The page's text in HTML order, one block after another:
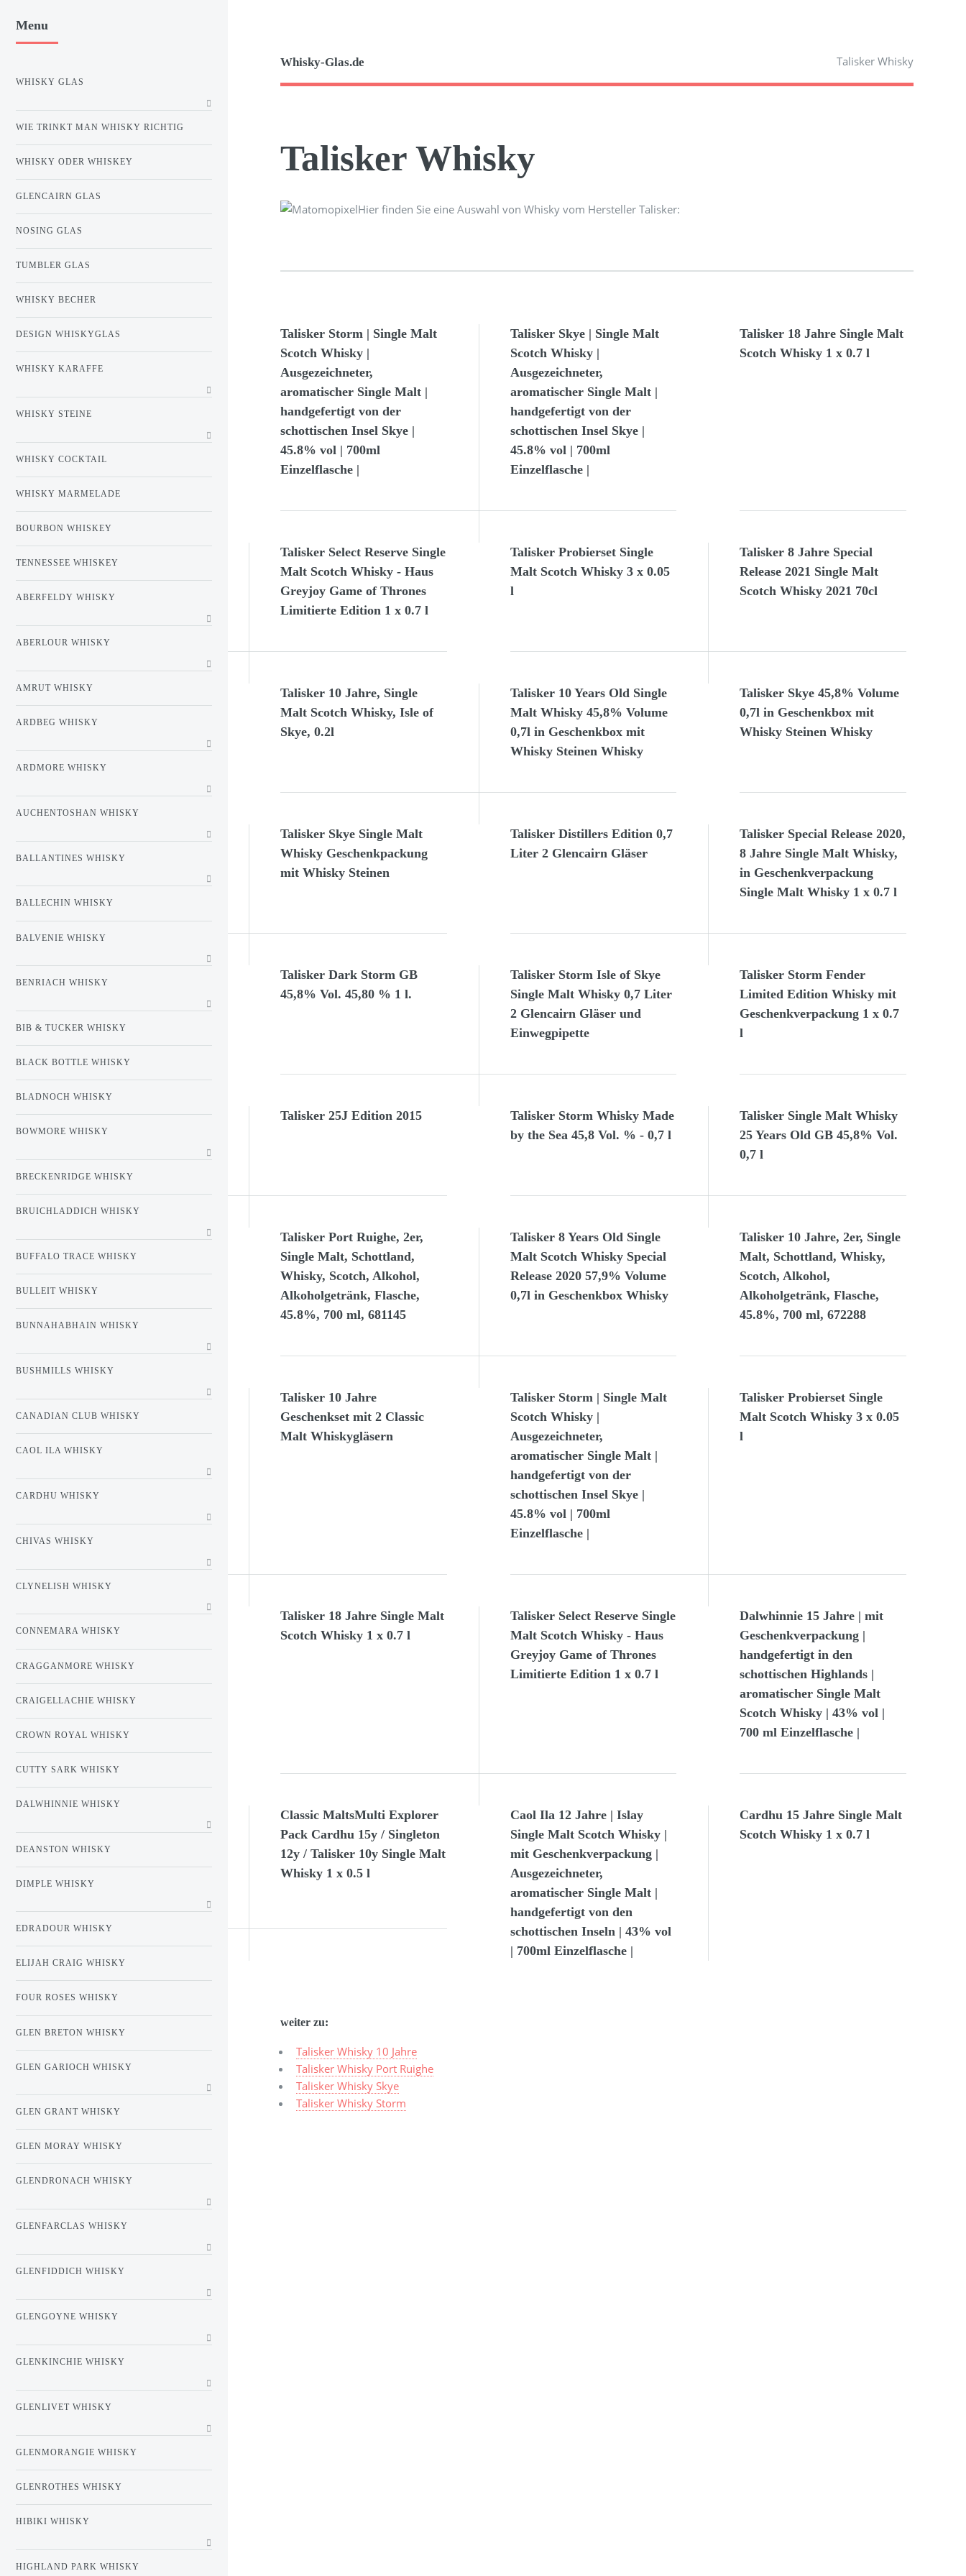
Whisky-Glas.de Talisker Whisky
Talisker Whisky
Hier finden Sie eine Auswahl von Whisky vom Hersteller Talisker:
Talisker Storm | Single Malt
Scotch Whisky |
Ausgezeichneter,
aromatischer Single Malt |
handgefertigt von der
schottischen Insel Skye |
45.8% vol | 700ml
Einzelflasche |
Talisker Skye | Single Malt
Scotch Whisky |
Ausgezeichneter,
aromatischer Single Malt |
handgefertigt von der
schottischen Insel Skye |
45.8% vol | 700ml
Einzelflasche |
Talisker 18 Jahre Single Malt
Scotch Whisky 1 x 0.7 l
Talisker Select Reserve Single
Malt Scotch Whisky - Haus
Greyjoy Game of Thrones
Limitierte Edition 1 x 0.7 l
Talisker Probierset Single
Malt Scotch Whisky 3 x 0.05
l
Talisker 8 Jahre Special
Release 2021 Single Malt
Scotch Whisky 2021 70cl
Talisker 10 Jahre, Single
Malt Scotch Whisky, Isle of
Skye, 0.2l
Talisker 10 Years Old Single
Malt Whisky 45,8% Volume
0,7l in Geschenkbox mit
Whisky Steinen Whisky
Talisker Skye 45,8% Volume
0,7l in Geschenkbox mit
Whisky Steinen Whisky
Talisker Skye Single Malt
Whisky Geschenkpackung
mit Whisky Steinen
Talisker Distillers Edition 0,7
Liter 2 Glencairn Gläser
Talisker Special Release 2020,
8 Jahre Single Malt Whisky,
in Geschenkverpackung
Single Malt Whisky 1 x 0.7 l
Talisker Dark Storm GB
45,8% Vol. 45,80 % 1 l.
Talisker Storm Isle of Skye
Single Malt Whisky 0,7 Liter
2 Glencairn Gläser und
Einwegpipette
Talisker Storm Fender
Limited Edition Whisky mit
Geschenkverpackung 1 x 0.7
l
Talisker 25J Edition 2015
Talisker Storm Whisky Made
by the Sea 45,8 Vol. % - 0,7 l
Talisker Single Malt Whisky
25 Years Old GB 45,8% Vol.
0,7 l
Talisker Port Ruighe, 2er,
Single Malt, Schottland,
Whisky, Scotch, Alkohol,
Alkoholgetränk, Flasche,
45.8%, 700 ml, 681145
Talisker 8 Years Old Single
Malt Scotch Whisky Special
Release 2020 57,9% Volume
0,7l in Geschenkbox Whisky
Talisker 10 Jahre, 2er, Single
Malt, Schottland, Whisky,
Scotch, Alkohol,
Alkoholgetränk, Flasche,
45.8%, 700 ml, 672288
Talisker 10 Jahre
Geschenkset mit 2 Classic
Malt Whiskygläsern
Talisker Storm | Single Malt
Scotch Whisky |
Ausgezeichneter,
aromatischer Single Malt |
handgefertigt von der
schottischen Insel Skye |
45.8% vol | 700ml
Einzelflasche |
Talisker Probierset Single
Malt Scotch Whisky 3 x 0.05
l
Talisker 18 Jahre Single Malt
Scotch Whisky 1 x 0.7 l
Talisker Select Reserve Single
Malt Scotch Whisky - Haus
Greyjoy Game of Thrones
Limitierte Edition 1 x 0.7 l
Dalwhinnie 15 Jahre | mit
Geschenkverpackung |
handgefertigt in den
schottischen Highlands |
aromatischer Single Malt
Scotch Whisky | 43% vol |
700 ml Einzelflasche |
Classic MaltsMulti Explorer
Pack Cardhu 15y / Singleton
12y / Talisker 10y Single Malt
Whisky 1 x 0.5 l
Caol Ila 12 Jahre | Islay
Single Malt Scotch Whisky |
mit Geschenkverpackung |
Ausgezeichneter,
aromatischer Single Malt |
handgefertigt von den
schottischen Inseln | 43% vol
| 700ml Einzelflasche |
Cardhu 15 Jahre Single Malt
Scotch Whisky 1 x 0.7 l
weiter zu:
Talisker Whisky 10 Jahre
Talisker Whisky Port Ruighe
Talisker Whisky Skye
Talisker Whisky Storm
Menu
WHISKY GLAS
WIE TRINKT MAN WHISKY RICHTIG
WHISKY ODER WHISKEY
GLENCAIRN GLAS
NOSING GLAS
TUMBLER GLAS
WHISKY BECHER
DESIGN WHISKYGLAS
WHISKY KARAFFE
WHISKY STEINE
WHISKY COCKTAIL
WHISKY MARMELADE
BOURBON WHISKEY
TENNESSEE WHISKEY
ABERFELDY WHISKY
ABERLOUR WHISKY
AMRUT WHISKY
ARDBEG WHISKY
ARDMORE WHISKY
AUCHENTOSHAN WHISKY
BALLANTINES WHISKY
BALLECHIN WHISKY
BALVENIE WHISKY
BENRIACH WHISKY
BIB & TUCKER WHISKY
BLACK BOTTLE WHISKY
BLADNOCH WHISKY
BOWMORE WHISKY
BRECKENRIDGE WHISKY
BRUICHLADDICH WHISKY
BUFFALO TRACE WHISKY
BULLEIT WHISKY
BUNNAHABHAIN WHISKY
BUSHMILLS WHISKY
CANADIAN CLUB WHISKY
CAOL ILA WHISKY
CARDHU WHISKY
CHIVAS WHISKY
CLYNELISH WHISKY
CONNEMARA WHISKY
CRAGGANMORE WHISKY
CRAIGELLACHIE WHISKY
CROWN ROYAL WHISKY
CUTTY SARK WHISKY
DALWHINNIE WHISKY
DEANSTON WHISKY
DIMPLE WHISKY
EDRADOUR WHISKY
ELIJAH CRAIG WHISKY
FOUR ROSES WHISKY
GLEN BRETON WHISKY
GLEN GARIOCH WHISKY
GLEN GRANT WHISKY
GLEN MORAY WHISKY
GLENDRONACH WHISKY
GLENFARCLAS WHISKY
GLENFIDDICH WHISKY
GLENGOYNE WHISKY
GLENKINCHIE WHISKY
GLENLIVET WHISKY
GLENMORANGIE WHISKY
GLENROTHES WHISKY
HIBIKI WHISKY
HIGHLAND PARK WHISKY